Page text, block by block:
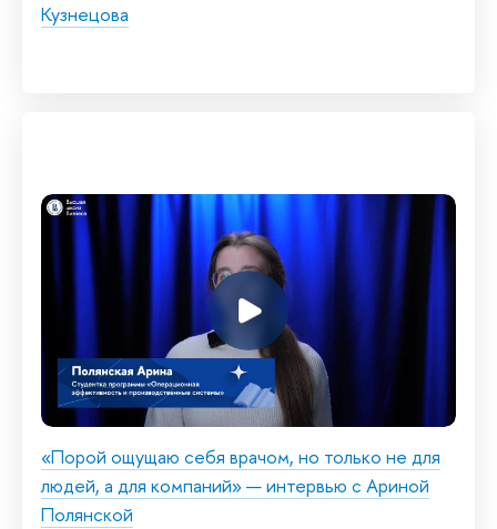
Кузнецова
«Порой ощущаю себя врачом, но только не для
людей, а для компаний» — интервью с Ариной
Полянской